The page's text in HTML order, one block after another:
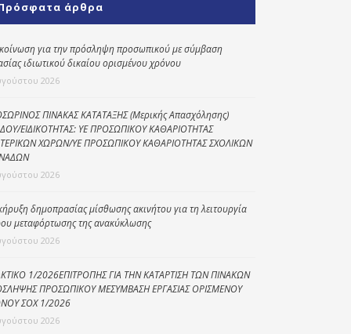
Kοινωνικό
φαρμακείο
Πρόγραμμα
“Βοήθεια στο σπίτι”
Κέντρο Ημερήσιας
Φροντίδας
άρθρα
για την πρόσληψη προσωπικού με σύμβαση
ιδιωτικού δικαίου ορισμένου χρόνου
2026
ΠΙΝΑΚΑΣ ΚΑΤΑΤΑΞΗΣ (Μερικής Απασχόλησης)
ΕΙΔΙΚΟΤΗΤΑΣ: ΥΕ ΠΡΟΣΩΠΙΚΟΥ ΚΑΘΑΡΙΟΤΗΤΑΣ
ΧΩΡΩΝ/ΥΕ ΠΡΟΣΩΠΙΚΟΥ ΚΑΘΑΡΙΟΤΗΤΑΣ ΣΧΟΛΙΚΩΝ
2026
δημοπρασίας μίσθωσης ακινήτου για τη λειτουργία
μεταφόρτωσης της ανακύκλωσης
2026
1/2026ΕΠΙΤΡΟΠΗΣ ΓΙΑ ΤΗΝ ΚΑΤΑΡΤΙΣΗ ΤΩΝ ΠΙΝΑΚΩΝ
ΠΡΟΣΩΠΙΚΟΥ ΜΕΣΥΜΒΑΣΗ ΕΡΓΑΣΙΑΣ ΟΡΙΣΜΕΝΟΥ
ΣΟΧ 1/2026
2026